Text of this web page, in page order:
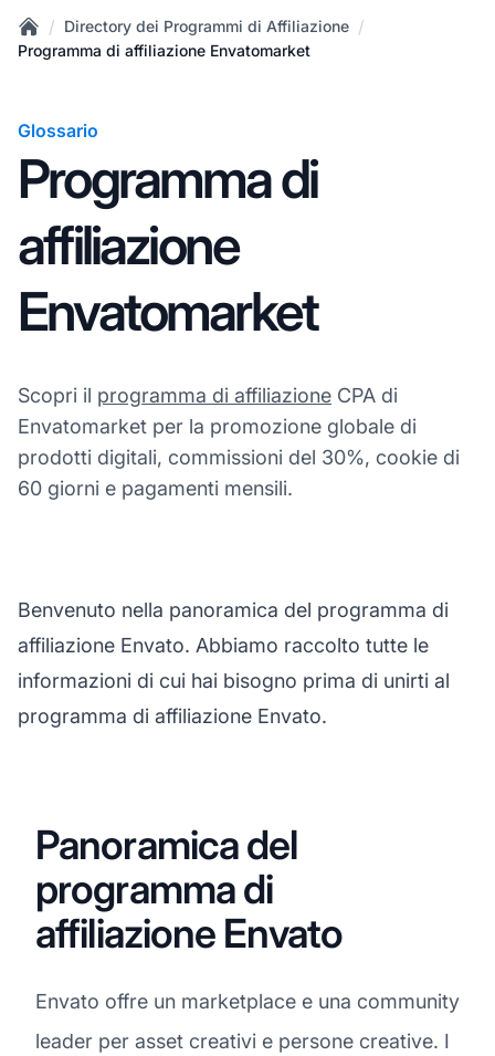
Home
/ Directory dei Programmi di Affiliazione /
Programma di affiliazione Envatomarket
Glossario
Programma di
affiliazione
Envatomarket
Scopri il programma di affiliazione CPA di
Envatomarket per la promozione globale di
prodotti digitali, commissioni del 30%, cookie di
60 giorni e pagamenti mensili.
Benvenuto nella panoramica del programma di
affiliazione Envato. Abbiamo raccolto tutte le
informazioni di cui hai bisogno prima di unirti al
programma di affiliazione Envato.
Panoramica del
programma di
affiliazione Envato
Envato offre un marketplace e una community
leader per asset creativi e persone creative. I